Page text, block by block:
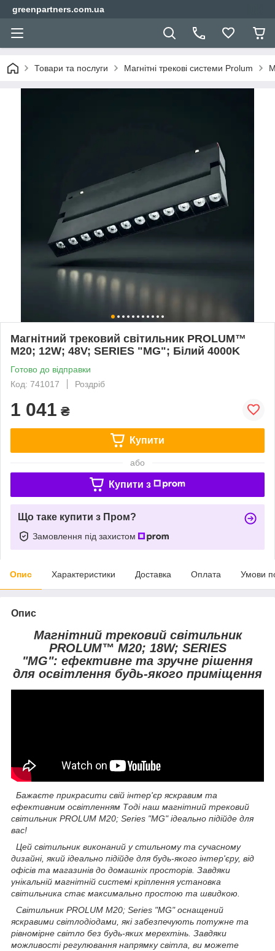
greenpartners.com.ua
Товари та послуги Магнітні трекові системи Prolum
Магнітний трековий світильник PROLUM™
M20; 12W; 48V; SERIES "MG"; Білий 4000K
Готово до відправки
Код: 741017
Роздріб
1 041 ₴
Купити
або
Купити з
Що таке купити з Пром?
Замовлення під захистом
Опис Характеристики Доставка Оплата Умови
Опис
Магнітний трековий світильник
PROLUM™ M20; 18W; SERIES
"MG": ефективне та зручне рішення
для освітлення будь-якого приміщення
Бажаєте прикрасити свій інтер'єр яскравим та
ефективним освітленням Тоді наш магнітний трековий
світильник PROLUM M20; Series "MG" ідеально підійде для
вас!
Цей світильник виконаний у стильному та сучасному
дизайні, який ідеально підійде для будь-якого інтер'єру, від
офісів та магазинів до домашніх просторів. Завдяки
унікальній магнітній системі кріплення установка
світильника стає максимально простою та швидкою.
Світильник PROLUM M20; Series "MG" оснащений
яскравими світлодіодами, які забезпечують потужне та
рівномірне світло без будь-яких мерехтінь. Завдяки
можливості регулювання напрямку світла, ви можете